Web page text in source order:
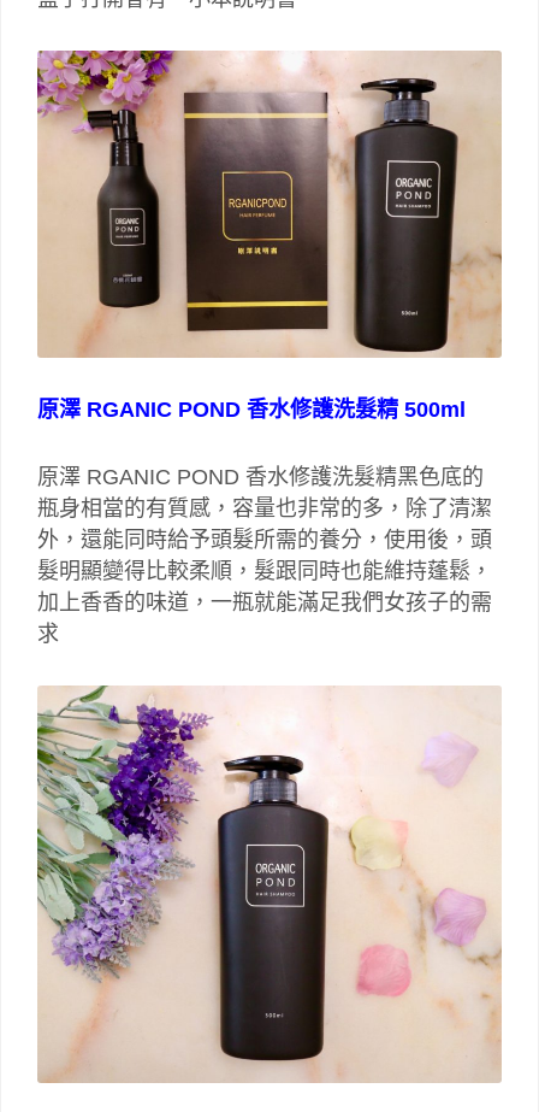
原澤 RGANIC POND 香水修護洗髮精 500ml
原澤 RGANIC POND 香水修護洗髮精黑色底的
瓶身相當的有質感，容量也非常的多，除了清潔
外，還能同時給予頭髮所需的養分，使用後，頭
髮明顯變得比較柔順，髮跟同時也能維持蓬鬆，
加上香香的味道，一瓶就能滿足我們女孩子的需
求